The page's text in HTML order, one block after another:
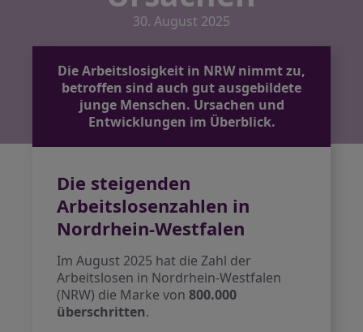
30. August 2025
Die Arbeitslosigkeit in NRW nimmt zu,
betroffen sind auch gut ausgebildete
junge Menschen. Ursachen und
Entwicklungen im Überblick.
Die steigenden
Arbeitslosenzahlen in
Nordrhein-Westfalen
Im August 2025 hat die Zahl der
Arbeitslosen in Nordrhein-Westfalen
(NRW) die Marke von800.000
überschritten.